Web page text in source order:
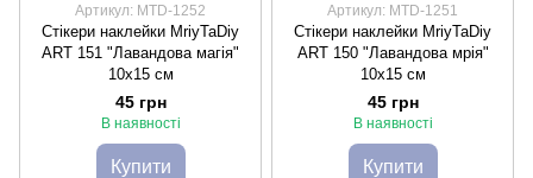
Артикул: MTD-1252
Стікери наклейки MriyTaDiy
ART 151 "Лавандова магія"
10х15 см
45 грн
В наявності
Купити
Артикул: MTD-1251
Стікери наклейки MriyTaDiy
ART 150 "Лавандова мрія"
10х15 см
45 грн
В наявності
Купити